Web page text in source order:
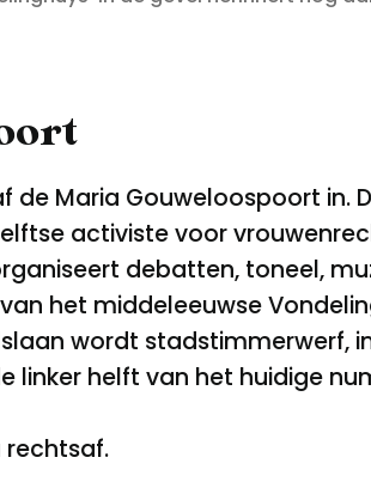
de Maria Gouweloospoort in.
activiste voor
debatten, toneel,
het middeleeuwse
wordt stadstimmerwerf,
linker helft van het huidige
rechtsaf.